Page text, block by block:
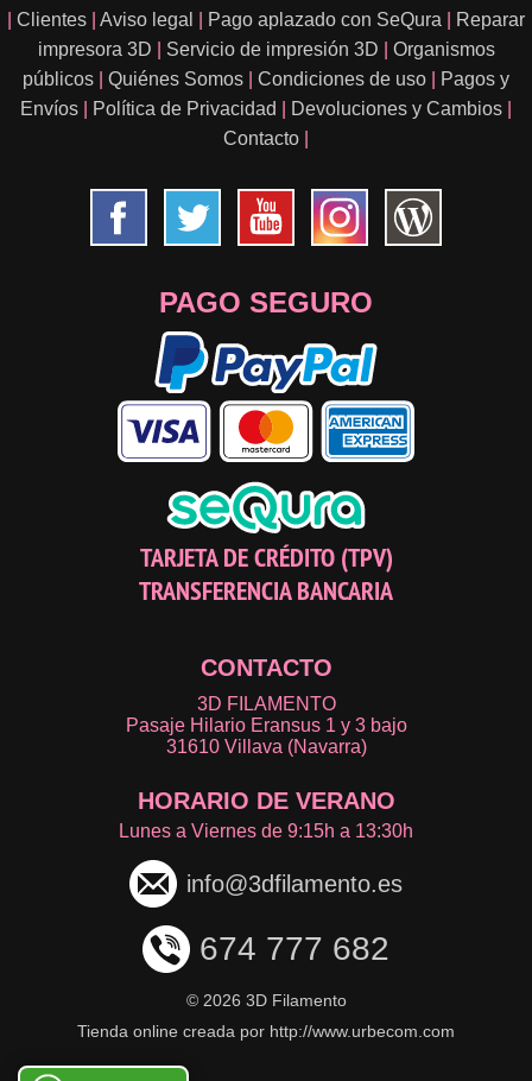
Clientes Aviso legal Pago aplazado con SeQura
Reparar
impresora 3D
Servicio de impresión 3D
Organismos
públicos
Quiénes Somos Condiciones de uso
Pagos y
Envíos
Política de Privacidad Devoluciones y Cambios
Contacto
PAGO SEGURO
TARJETA DE CRÉDITO (TPV)
TRANSFERENCIA BANCARIA
CONTACTO
3D FILAMENTO
Pasaje Hilario Eransus 1 y 3 bajo
31610 Villava (Navarra)
HORARIO DE VERANO
Lunes a Viernes de 9:15h a 13:30h
info@3dfilamento.es
674 777 682
©2026 3D Filamento
Tienda online creada por http://www.urbecom.com